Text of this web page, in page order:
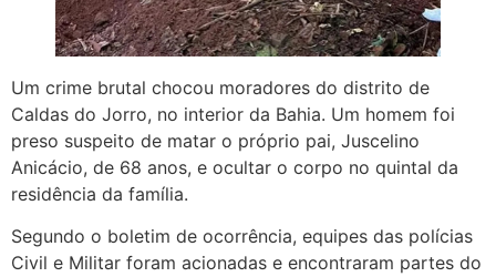
Um crime brutal chocou moradores do distrito de
Caldas do Jorro, no interior da Bahia. Um homem foi
preso suspeito de matar o próprio pai, Juscelino
Anicácio, de 68 anos, e ocultar o corpo no quintal da
residência da família.
Segundo o boletim de ocorrência, equipes das polícias
Civil e Militar foram acionadas e encontraram partes do